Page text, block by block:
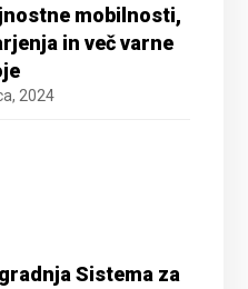
mobilnosti,
in več varne
2024
Sistema za